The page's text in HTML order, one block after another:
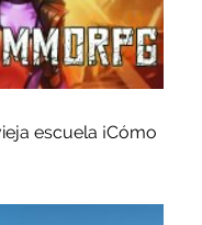
escuela ¡Cómo